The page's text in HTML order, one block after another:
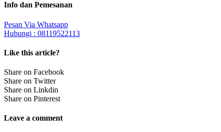
Info dan Pemesanan
Pesan Via Whatsapp
Hubungi : 08119522113
Like this article?
Share on Facebook
Share on Twitter
Share on Linkdin
Share on Pinterest
Leave a comment